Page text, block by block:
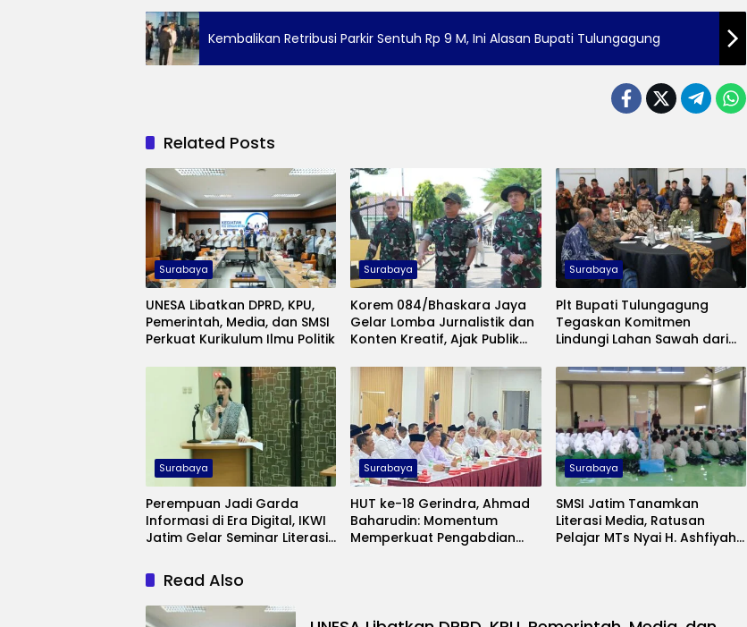
Kembalikan Retribusi Parkir Sentuh Rp 9 M, Ini Alasan Bupati Tulungagung
Related Posts
Surabaya
UNESA Libatkan DPRD, KPU,
Pemerintah, Media, dan SMSI
Perkuat Kurikulum Ilmu Politik
Surabaya
Korem 084/Bhaskara Jaya
Gelar Lomba Jurnalistik dan
Konten Kreatif, Ajak Publik
Madura
Surabaya
Plt Bupati Tulungagung
Tegaskan Komitmen
Lindungi Lahan Sawah dari
Surabaya
Perempuan Jadi Garda
Informasi di Era Digital, IKWI
Jatim Gelar Seminar Literasi
Surabaya
HUT ke-18 Gerindra, Ahmad
Baharudin: Momentum
Memperkuat Pengabdian
Surabaya
SMSI Jatim Tanamkan
Literasi Media, Ratusan
Pelajar MTs Nyai H. Ashfiyah
Read Also